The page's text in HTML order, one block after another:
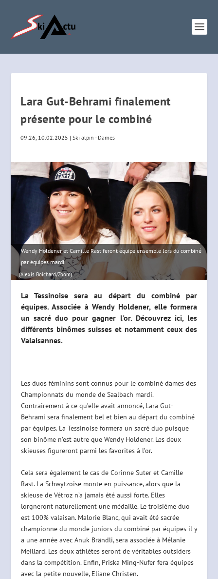
Lara Gut-Behrami finalement
présente pour le combiné
09:26, 10.02.2025 |Ski alpin - Dames
Wendy Holdener et Camille Rast feront équipe ensemble lors du combiné
par équipes mardi.
(Alexis Boichard/Zoom)
La Tessinoise sera au départ du combiné par
équipes. Associée à Wendy Holdener, elle formera
un sacré duo pour gagner l'or. Découvrez ici, les
différents binômes suisses et notamment ceux des
Valaisannes.
Les duos féminins sont connus pour le combiné dames des
Championnats du monde de Saalbach mardi.
Contrairement à ce qu’elle avait annoncé, Lara Gut-
Behrami sera finalement bel et bien au départ du combiné
par équipes. La Tessinoise formera un sacré duo puisque
son binôme n’est autre que Wendy Holdener. Les deux
skieuses figureront parmi les favorites à l’or.
Cela sera également le cas de Corinne Suter et Camille
Rast. La Schwytzoise monte en puissance, alors que la
skieuse de Vétroz n’a jamais été aussi forte. Elles
lorgneront naturellement une médaille. Le troisième duo
est 100% valaisan. Malorie Blanc, qui avait été sacrée
championne du monde juniors du combiné par équipes il y
a une année avec Anuk Brändli, sera associée à Mélanie
Meillard. Les deux athlètes seront de véritables outsiders
dans la compétition. Enfin, Priska Ming-Nufer fera équipes
avec la petite nouvelle, Eliane Christen.